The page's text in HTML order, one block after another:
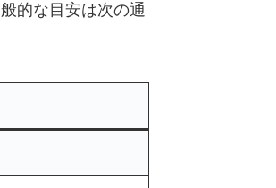
的な目安は次の通